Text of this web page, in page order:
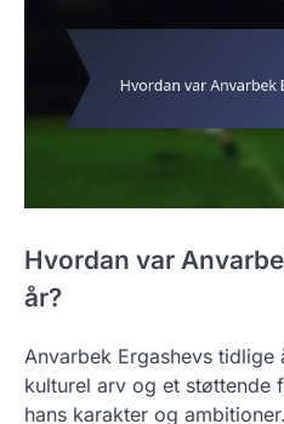
Hvordan var
år?
Anvarbek Ergashevs
kulturel arv og et støttende
hans karakter og